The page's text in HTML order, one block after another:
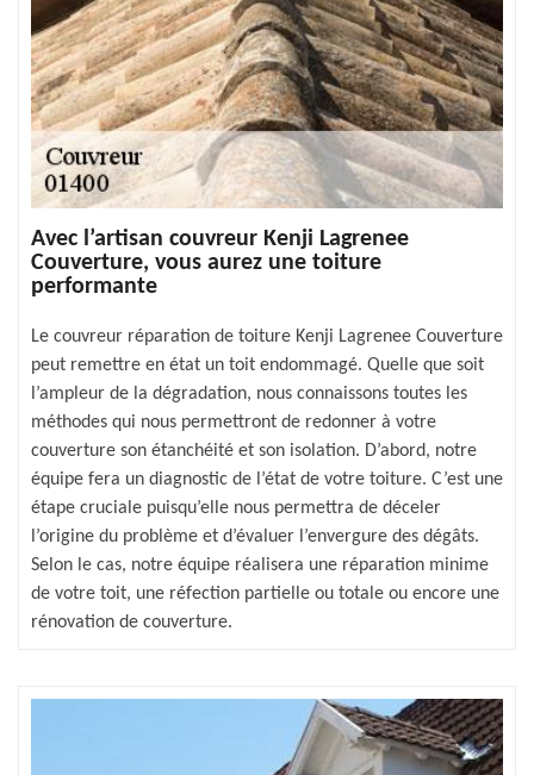
Avec l’artisan couvreur Kenji Lagrenee
Couverture, vous aurez une toiture
performante
Le couvreur réparation de toiture Kenji Lagrenee Couverture
peut remettre en état un toit endommagé. Quelle que soit
l’ampleur de la dégradation, nous connaissons toutes les
méthodes qui nous permettront de redonner à votre
couverture son étanchéité et son isolation. D’abord, notre
équipe fera un diagnostic de l’état de votre toiture. C’est une
étape cruciale puisqu’elle nous permettra de déceler
l’origine du problème et d’évaluer l’envergure des dégâts.
Selon le cas, notre équipe réalisera une réparation minime
de votre toit, une réfection partielle ou totale ou encore une
rénovation de couverture.